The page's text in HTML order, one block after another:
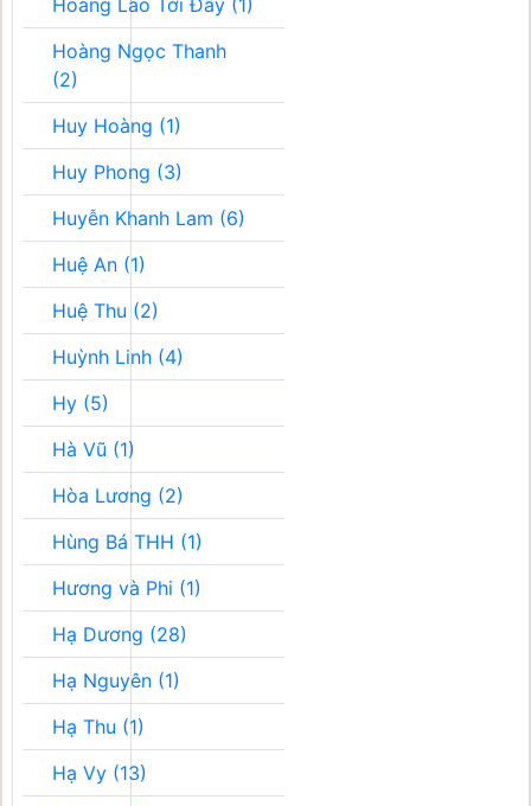
Hoàng Lão Tới Đây (1)
Hoàng Ngọc Thanh
(2)
Huy Hoàng (1)
Huy Phong (3)
Huyễn Khanh Lam (6)
Huệ An (1)
Huệ Thu (2)
Huỳnh Linh (4)
Hy (5)
Hà Vũ (1)
Hòa Lương (2)
Hùng Bá THH (1)
Hương và Phi (1)
Hạ Dương (28)
Hạ Nguyên (1)
Hạ Thu (1)
Hạ Vy (13)